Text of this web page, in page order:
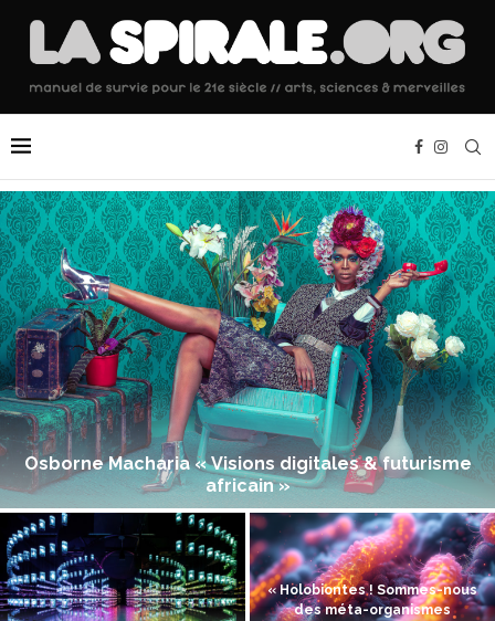
Osborne Macharia « Visions digitales & futurisme
africain »
« Holobiontes ! Sommes-nous
des méta-organismes